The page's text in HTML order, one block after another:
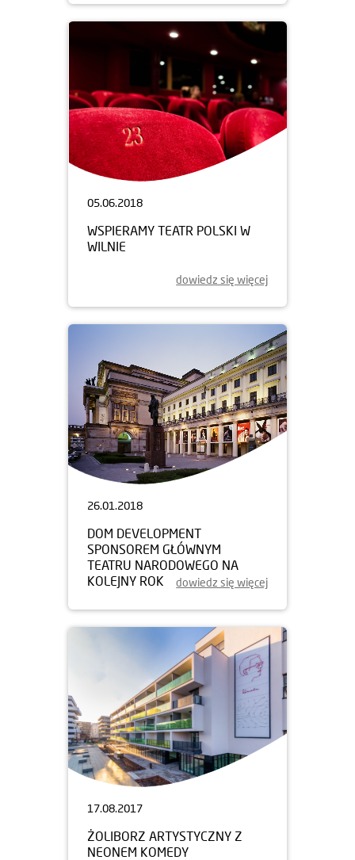
05.06.2018
WSPIERAMY TEATR POLSKI W
WILNIE
dowiedz się więcej
26.01.2018
DOM DEVELOPMENT
SPONSOREM GŁÓWNYM
TEATRU NARODOWEGO NA
KOLEJNY ROK
dowiedz się więcej
17.08.2017
ŻOLIBORZ ARTYSTYCZNY Z
NEONEM KOMEDY